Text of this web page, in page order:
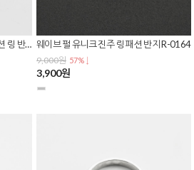
빈티지 나비 오픈링 버터플라이 패션 링 반지 R-0166 웨이브 펄 유니크 진주 링 패션 반지 R-0164
9,000원 57% ↓
3,900원